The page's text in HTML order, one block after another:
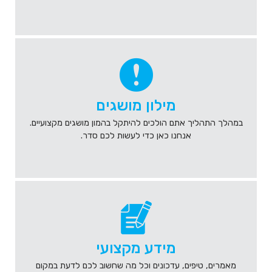
מילון מושגים
במהלך התהליך אתם הולכים להיתקל בהמון מושגים מקצועיים.
אנחנו כאן כדי לעשות לכם סדר.
מידע מקצועי
מאמרים, טיפים, עדכונים וכל מה שחשוב לכם לדעת במקום